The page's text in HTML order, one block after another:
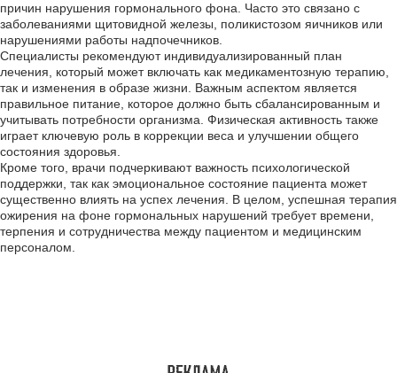
причин нарушения гормонального фона. Часто это связано с
заболеваниями щитовидной железы, поликистозом яичников или
нарушениями работы надпочечников.
Специалисты рекомендуют индивидуализированный план
лечения, который может включать как медикаментозную терапию,
так и изменения в образе жизни. Важным аспектом является
правильное питание, которое должно быть сбалансированным и
учитывать потребности организма. Физическая активность также
играет ключевую роль в коррекции веса и улучшении общего
состояния здоровья.
Кроме того, врачи подчеркивают важность психологической
поддержки, так как эмоциональное состояние пациента может
существенно влиять на успех лечения. В целом, успешная терапия
ожирения на фоне гормональных нарушений требует времени,
терпения и сотрудничества между пациентом и медицинским
персоналом.